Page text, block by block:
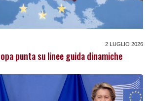
2 LUGLIO 2026
punta su linee guida dinamiche